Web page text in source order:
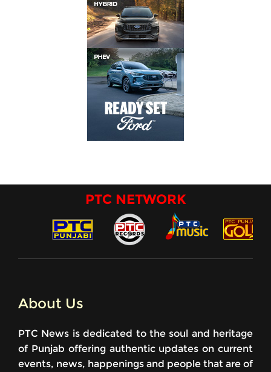
PTC NETWORK
About Us
PTC News is dedicated to the soul and heritage
of Punjab offering authentic updates on current
events, news, happenings and people that are of